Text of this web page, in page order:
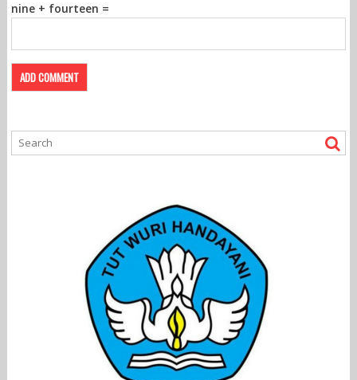
nine + fourteen =